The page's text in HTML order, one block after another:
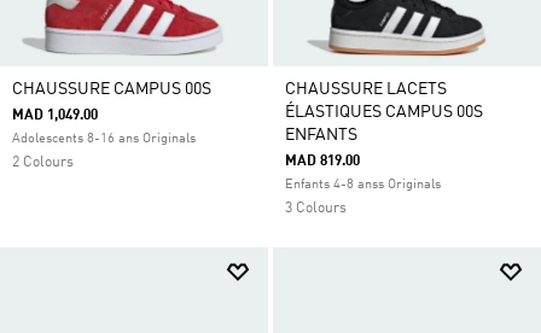
CHAUSSURE CAMPUS 00S
MAD 1,049.00
Adolescents 8-16 ans Originals
2 Colours
CHAUSSURE LACETS
ÉLASTIQUES CAMPUS 00S
ENFANTS
MAD 819.00
Enfants 4-8 anss Originals
3 Colours